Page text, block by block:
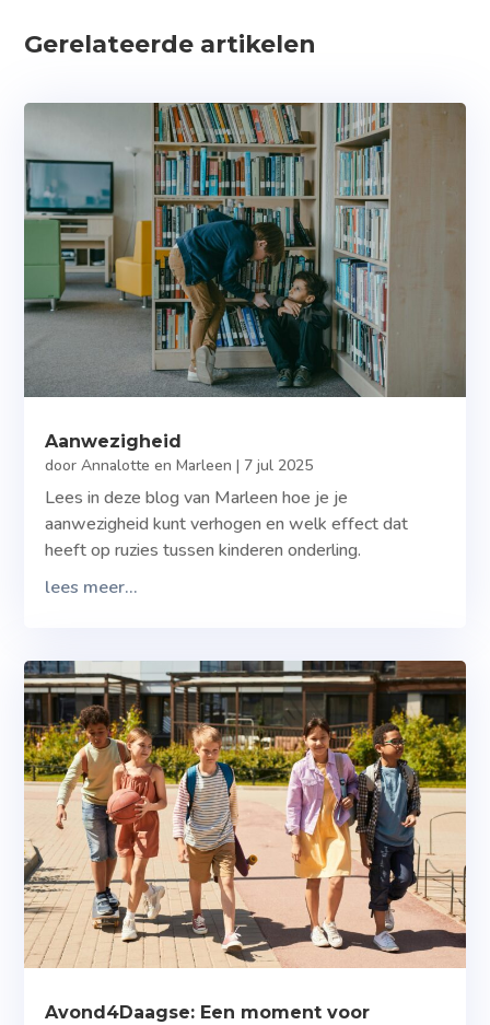
Gerelateerde artikelen
Aanwezigheid
doorAnnalotte en Marleen | 7 jul 2025
Lees in deze blog van Marleen hoe je je
aanwezigheid kunt verhogen en welk effect dat
heeft op ruzies tussen kinderen onderling.
lees meer...
Avond4Daagse: Een moment voor